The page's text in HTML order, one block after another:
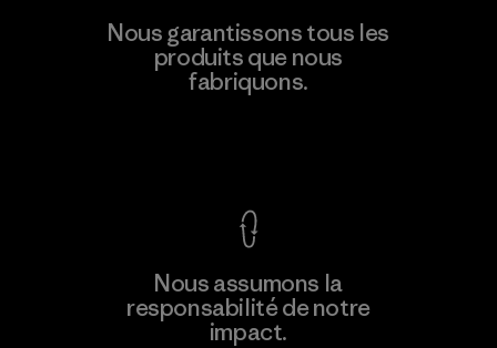
plus
CKT Apparel (Pvt) Ltd. -
Agalawatte
Nous garantissons tous les
produits que nous
fabriquons.
Nous assumons la
responsabilité de notre
impact.